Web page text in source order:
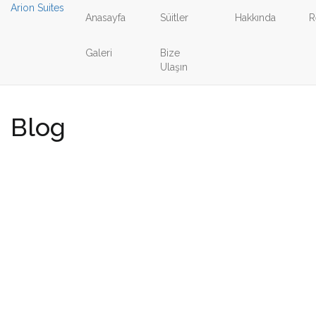
Arion Suites
Anasayfa
Süitler Hakkında
Galeri
Bize
Ulaşın
Blog